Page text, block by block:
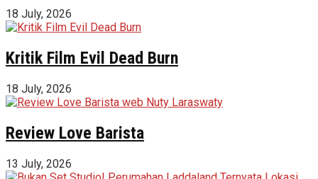
18 July, 2026
Kritik Film Evil Dead Burn
18 July, 2026
Review Love Barista
13 July, 2026